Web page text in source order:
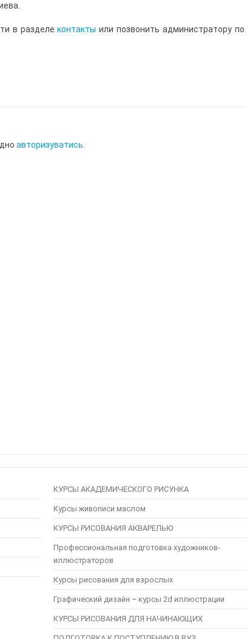
в разделеконтакты или позвонить администратору по
авторизуватись
КУРСЫ АКАДЕМИЧЕСКОГО РИСУНКА
Курсы живописи маслом
КУРСЫ РИСОВАНИЯ АКВАРЕЛЬЮ
Профессиональная подготовка художников-
иллюстраторов
Курсы рисования для взрослых
Графический дизайн – курсы 2d иллюстрации
КУРСЫ РИСОВАНИЯ ДЛЯ НАЧИНАЮЩИХ